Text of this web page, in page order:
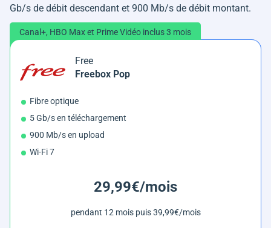
Gb/s de débit descendant et 900 Mb/s de débit montant.
Canal+, HBO Max et Prime Vidéo inclus 3 mois
Free
Freebox Pop
Fibre optique
5 Gb/s en téléchargement
900 Mb/s en upload
Wi-Fi 7
29,99€/mois
pendant 12 mois puis 39,99€/mois